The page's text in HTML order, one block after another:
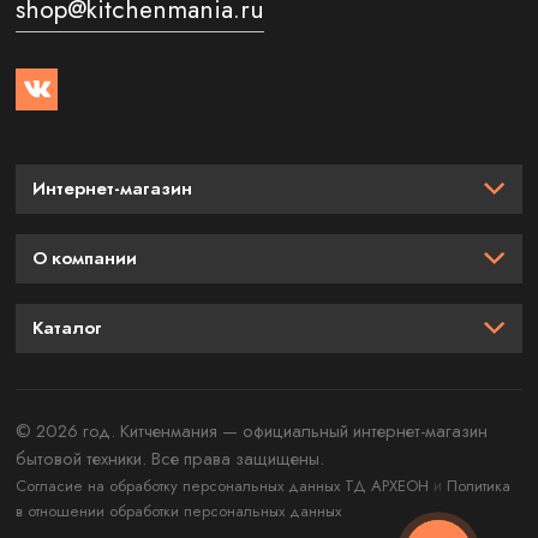
shop@kitchenmania.ru
Интернет-магазин
О компании
Каталог
© 2026 год. Китченмания — официальный интернет-магазин
бытовой техники. Все права защищены.
Согласие на обработку персональных данных ТД АРХЕОН и Политика
в отношении обработки персональных данных